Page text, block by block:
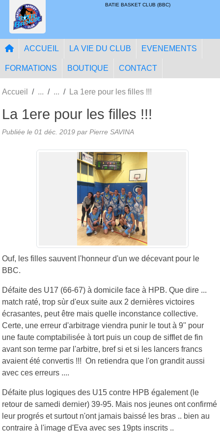
BATIE BASKET CLUB (BBC)
ACCUEIL LA VIE DU CLUB EVENEMENTS
FORMATIONS BOUTIQUE CONTACT
Accueil La 1ere pour les filles !!!
La 1ere pour les filles !!!
Publiée le 01 déc. 2019 par Pierre SAVINA
Ouf, les filles sauvent l'honneur d'un we décevant pour le
BBC.
Défaite des U17 (66-67) à domicile face à HPB. Que dire ...
match raté, trop sùr d'eux suite aux 2 dernières victoires
écrasantes, peut être mais quelle inconstance collective.
Certe, une erreur d'arbitrage viendra punir le tout à 9'' pour
une faute comptabilisée à tort puis un coup de sifflet de fin
avant son terme par l'arbitre, bref si et si les lancers francs
avaient été convertis !!! On retiendra que l'on grandit aussi
avec ces erreurs ....
Défaite plus logiques des U15 contre HPB également (le
retour de samedi dernier) 39-95. Mais nos jeunes ont confirmé
leur progrés et surtout n'ont jamais baissé les bras .. bien au
contraire à l'image d'Eva avec ses 19pts inscrits ..
Panneau de gestion des cookies